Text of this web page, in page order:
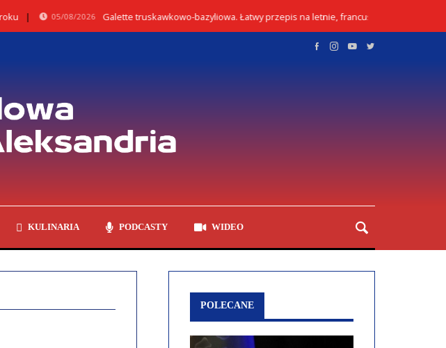
05/08/2026 Galette truskawkowo-bazyliowa. Łatwy przepis na letnie, francuskie ciasto
KULINARIA PODCASTY WIDEO
POLECANE